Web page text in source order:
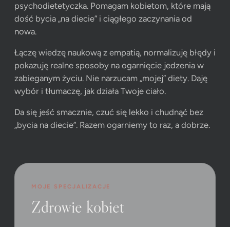
psychodietetyczka. Pomagam kobietom, które mają
dość bycia „na diecie” i ciągłego zaczynania od
nowa.
Łączę wiedzę naukową z empatią, normalizuję błędy i
pokazuję realne sposoby na ogarnięcie jedzenia w
zabieganym życiu. Nie narzucam „mojej” diety. Daję
wybór i tłumaczę, jak działa Twoje ciało.
Da się jeść smacznie, czuć się lekko i chudnąć bez
„bycia na diecie”. Razem ogarniemy to raz, a dobrze.
MOJE SPECJALIZACJE
Zdrowie kobiet